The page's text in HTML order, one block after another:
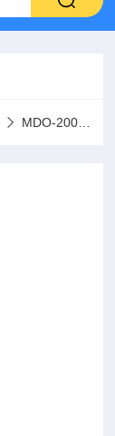
MDO-2000A系列多功能混合域数字示波器